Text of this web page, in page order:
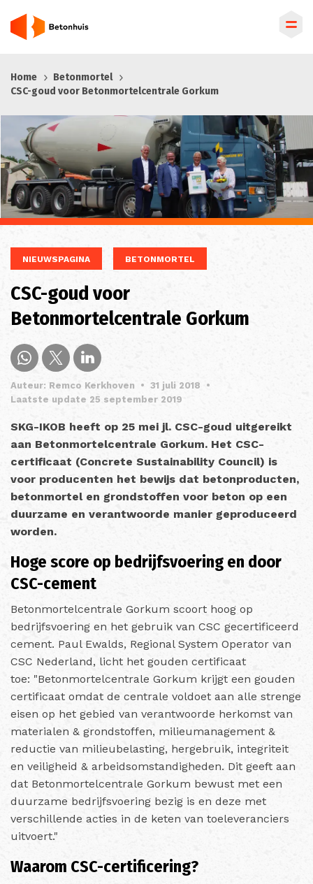
en
naar
de
inhoud
gaan
Home
Betonmortel
CSC-goud voor Betonmortelcentrale Gorkum
NIEUWSPAGINA BETONMORTEL
CSC-goud voor
Betonmortelcentrale Gorkum
Auteur: Remco Kerkhoven • 31 juli 2018
•
Laatste update 25 september 2019
SKG-IKOB heeft op 25 mei jl. CSC-goud uitgereikt
aan Betonmortelcentrale Gorkum. Het CSC-
certificaat (Concrete Sustainability Council) is
voor producenten het bewijs dat betonproducten,
betonmortel en grondstoffen voor beton op een
duurzame en verantwoorde manier geproduceerd
worden.
Hoge score op bedrijfsvoering en door
CSC-cement
Betonmortelcentrale Gorkum scoort hoog op
bedrijfsvoering en het gebruik van CSC gecertificeerd
cement. Paul Ewalds, Regional System Operator van
CSC Nederland, licht het gouden certificaat
toe: "Betonmortelcentrale Gorkum krijgt een gouden
certificaat omdat de centrale voldoet aan alle strenge
eisen op het gebied van verantwoorde herkomst van
materialen & grondstoffen, milieumanagement &
reductie van milieubelasting, hergebruik, integriteit
en veiligheid & arbeidsomstandigheden. Dit geeft aan
dat Betonmortelcentrale Gorkum bewust met een
duurzame bedrijfsvoering bezig is en deze met
verschillende acties in de keten van toeleveranciers
uitvoert."
Waarom CSC-certificering?